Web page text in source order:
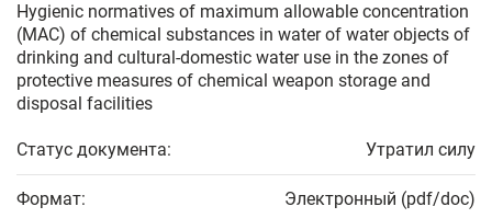
Hygienic normatives of maximum allowable concentration
(MAC) of chemical substances in water of water objects of
drinking and cultural-domestic water use in the zones of
protective measures of chemical weapon storage and
disposal facilities
Статус документа: Утратил силу
Формат: Электронный (pdf/doc)